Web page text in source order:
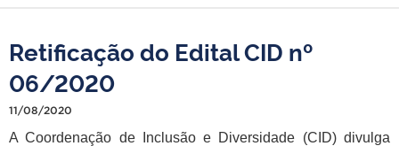
Retificação do Edital CID nº
06/2020
11/08/2020
A Coordenação de Inclusão e Diversidade (CID) divulga